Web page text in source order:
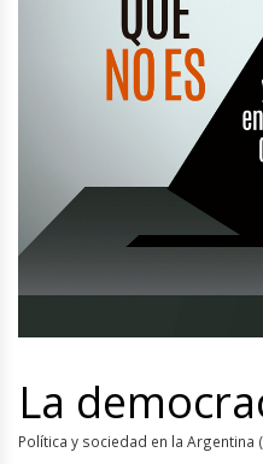
La
Política y sociedad en la Argentina